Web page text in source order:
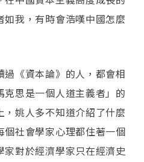
我，有時會浩嘆中國怎麼
《資本論》的人，都會相
思是一個人道主義者」的
姚人多不知道介紹了什麼
社會學家心理都住著一個
對於經濟學家只在經濟史